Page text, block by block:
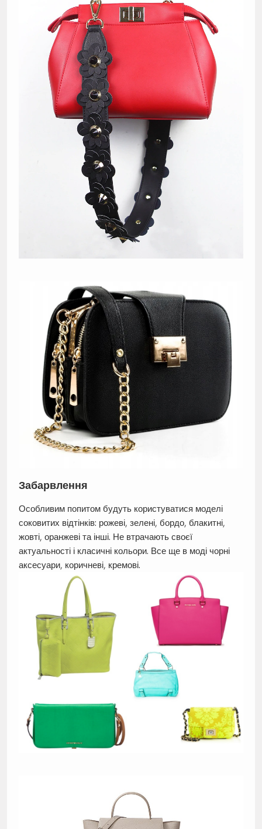
Забарвлення
Особливим попитом будуть користуватися моделі
соковитих відтінків: рожеві, зелені, бордо, блакитні,
жовті, оранжеві та інші. Не втрачають своєї
актуальності і класичні кольори. Все ще в моді чорні
аксесуари, коричневі, кремові.